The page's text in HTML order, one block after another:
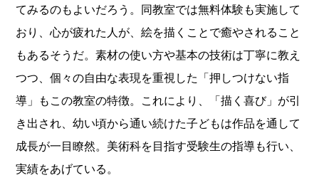
てみるのもよいだろう。同教室では無料体験も実施して
おり、心が疲れた人が、絵を描くことで癒やされること
もあるそうだ。素材の使い方や基本の技術は丁寧に教え
つつ、個々の自由な表現を重視した「押しつけない指
導」もこの教室の特徴。これにより、「描く喜び」が引
き出され、幼い頃から通い続けた子どもは作品を通して
成長が一目瞭然。美術科を目指す受験生の指導も行い、
実績をあげている。